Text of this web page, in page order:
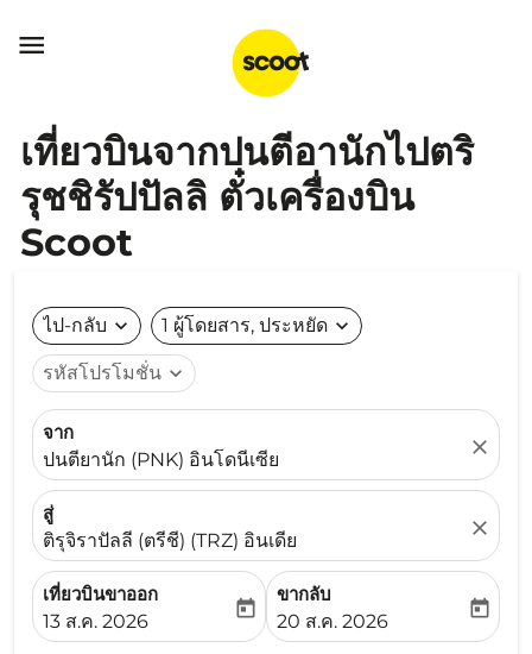

เที่ยวบินจากปนตีอานักไปตริ
รุชชิรัปปัลลิ ตั๋วเครื่องบิน
Scoot
ไป-กลับ expand_more 1 ผู้โดยสาร, ประหยัด expand_more
รหัสโปรโมชั่น expand_more
จาก
ปนตียานัก (PNK) อินโดนีเซีย
close
สู่
ติรุจิราปัลลี (ตรีชี) (TRZ) อินเดีย
close
เที่ยวบินขาออก
fc-booking-departure-date-aria-label
13 ส.ค. 2026
today
ขากลับ
fc-booking-return-date-
20 ส.ค. 2026
today